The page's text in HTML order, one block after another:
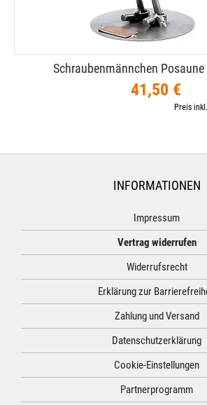
Schraubenmännchen
41,50 €
Preis
INFORMATIONEN
Impressum
Vertrag widerrufen
Widerrufsrecht
Erklärung zur
Zahlung und Versand
Datenschutzerklärung
Cookie-Einstellungen
Partnerprogramm